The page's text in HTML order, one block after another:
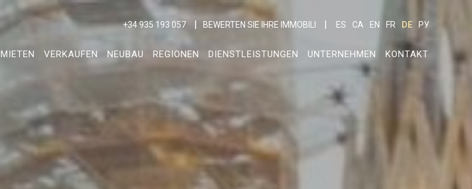
+34 935 193 057 BEWERTEN SIE IHRE IMMOBILI ES CA EN FR DE РУ
MIETEN VERKAUFEN NEUBAU REGIONEN DIENSTLEISTUNGEN UNTERNEHMEN KONTAKT